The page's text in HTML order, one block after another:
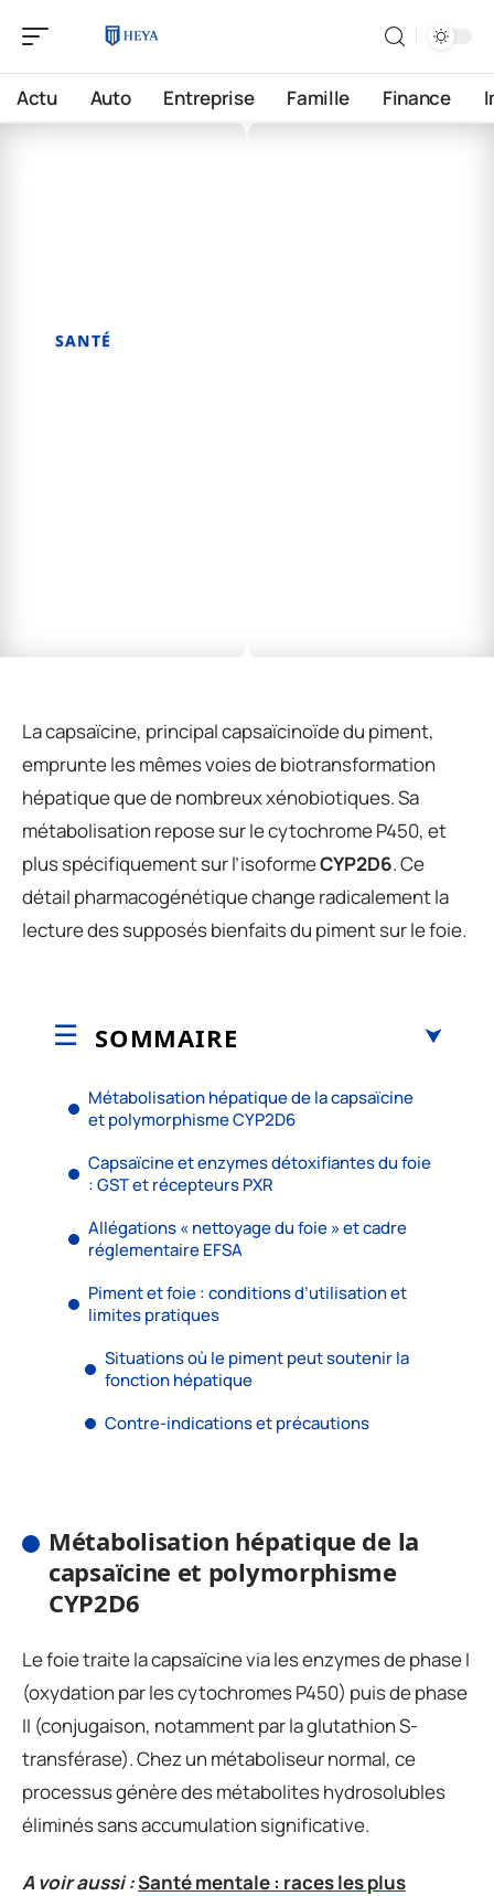
Actu Auto Entreprise Famille Finance
SANTÉ
La capsaïcine, principal capsaïcinoïde du piment,
emprunte les mêmes voies de biotransformation
hépatique que de nombreux xénobiotiques. Sa
métabolisation repose sur le cytochrome P450, et
plus spécifiquement sur l’isoformeCYP2D6. Ce
détail pharmacogénétique change radicalement la
lecture des supposés bienfaits du piment sur le foie.
SOMMAIRE
Métabolisation hépatique de la capsaïcine
et polymorphisme CYP2D6
Capsaïcine et enzymes détoxifiantes du foie
: GST et récepteurs PXR
Allégations « nettoyage du foie » et cadre
réglementaire EFSA
Piment et foie : conditions d’utilisation et
limites pratiques
Situations où le piment peut soutenir la
fonction hépatique
Contre-indications et précautions
Métabolisation hépatique de la
capsaïcine et polymorphisme
CYP2D6
Le foie traite la capsaïcine via les enzymes de phase I
(oxydation par les cytochromes P450) puis de phase
II (conjugaison, notamment par la glutathion S-
transférase). Chez un métaboliseur normal, ce
processus génère des métabolites hydrosolubles
éliminés sans accumulation significative.
A voir aussi :Santé mentale : races les plus